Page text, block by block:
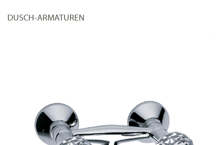
DUSCH-ARMATUREN